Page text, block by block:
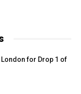
for Drop 1 of